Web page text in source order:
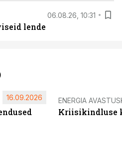
06.08.26, 10:31
lende
16.09.2026 ENERGIA
Kriisikindluse